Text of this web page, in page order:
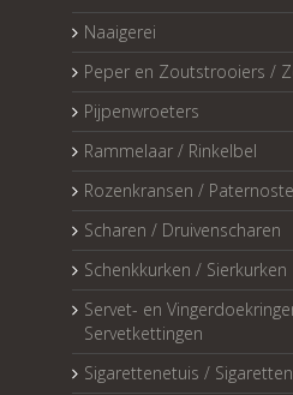
Naaigerei
Peper en Zoutstrooiers /
Pijpenwroeters
Rammelaar / Rinkelbel
Rozenkransen /
Scharen / Druivenscharen
Schenkkurken / Sierkurken
Servet- en
Servetkettingen
Sigarettenetuis /